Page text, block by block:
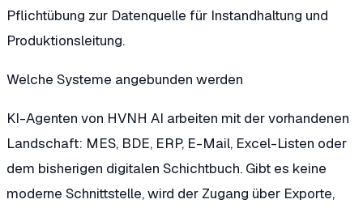
Pflichtübung zur Datenquelle für Instandhaltung und
Produktionsleitung.
Welche Systeme angebunden werden
KI-Agenten von HVNH AI arbeiten mit der vorhandenen
Landschaft: MES, BDE, ERP, E-Mail, Excel-Listen oder
dem bisherigen digitalen Schichtbuch. Gibt es keine
moderne Schnittstelle, wird der Zugang über Exporte,